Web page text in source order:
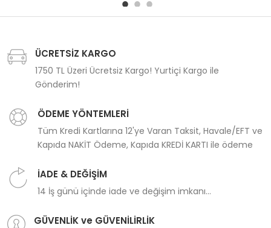
ÜCRETSİZ KARGO
1750 TL Üzeri Ücretsiz Kargo! Yurtiçi Kargo ile
Gönderim!
ÖDEME YÖNTEMLERİ
Tüm Kredi Kartlarına 12'ye Varan Taksit, Havale/EFT ve
Kapıda NAKİT Ödeme, Kapıda KREDİ KARTI ile ödeme
İADE & DEĞİŞİM
14 İş günü içinde iade ve değişim imkanı...
GÜVENLİK ve GÜVENİLİRLİK